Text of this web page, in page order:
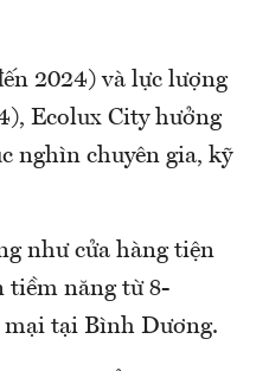
2024) và lực lượng
Ecolux City hưởng
nghìn chuyên gia, kỹ
như cửa hàng tiện
tiềm năng từ 8-
mại tại Bình Dương.